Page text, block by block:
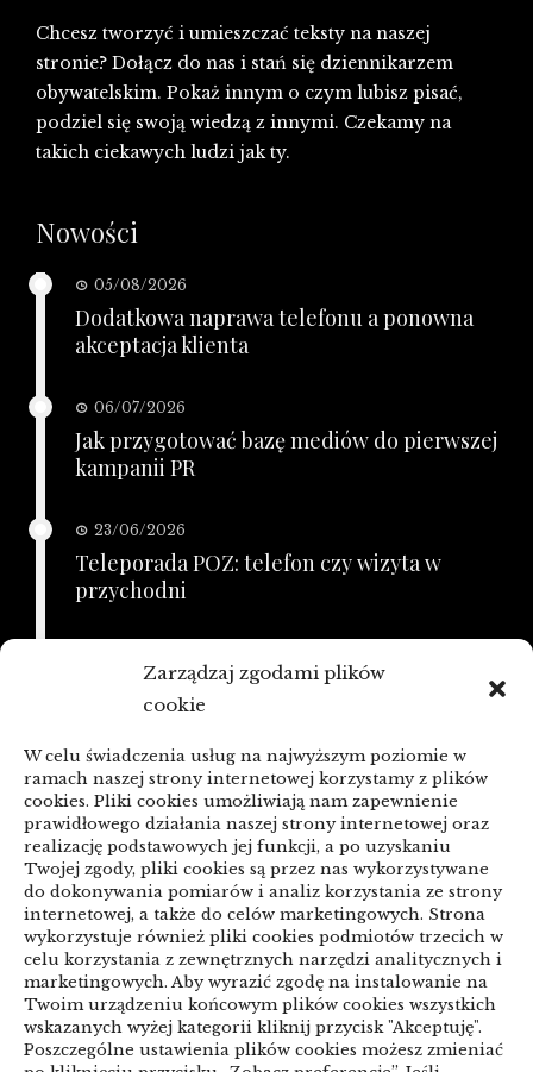
Zarządzaj zgodami plików
cookie
W celu świadczenia usług na najwyższym poziomie w
ramach naszej strony internetowej korzystamy z plików
cookies. Pliki cookies umożliwiają nam zapewnienie
prawidłowego działania naszej strony internetowej oraz
realizację podstawowych jej funkcji, a po uzyskaniu
Twojej zgody, pliki cookies są przez nas wykorzystywane
do dokonywania pomiarów i analiz korzystania ze strony
internetowej, a także do celów marketingowych. Strona
wykorzystuje również pliki cookies podmiotów trzecich w
celu korzystania z zewnętrznych narzędzi analitycznych i
marketingowych. Aby wyrazić zgodę na instalowanie na
Twoim urządzeniu końcowym plików cookies wszystkich
wskazanych wyżej kategorii kliknij przycisk "Akceptuję".
Poszczególne ustawienia plików cookies możesz zmieniać
Chcesz tworzyć i umieszczać teksty na naszej
stronie? Dołącz do nas i stań się dziennikarzem
obywatelskim. Pokaż innym o czym lubisz pisać,
podziel się swoją wiedzą z innymi. Czekamy na
takich ciekawych ludzi jak ty.
Nowości
05/08/2026
Dodatkowa naprawa telefonu a ponowna
akceptacja klienta
06/07/2026
Jak przygotować bazę mediów do pierwszej
kampanii PR
23/06/2026
Teleporada POZ: telefon czy wizyta w
przychodni
KSeF a zaległe faktury: porządkowanie
przed zmianą
linki z nap
Categories
ARTYKUŁ SPONSOROWANY
Biznes & Finanse
Budownictwo & Przemysł Dom & Ogród
Edukacja & Rozrywka Inne